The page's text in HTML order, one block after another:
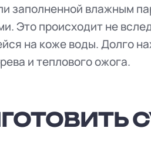
заполненной влажным
Это происходит не
на коже воды. Долго
и теплового ожога.